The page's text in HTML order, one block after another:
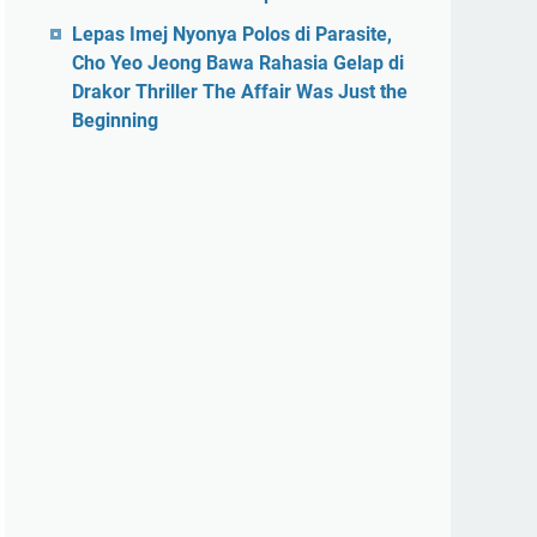
Lepas Imej Nyonya Polos di Parasite,
Cho Yeo Jeong Bawa Rahasia Gelap di
Drakor Thriller The Affair Was Just the
Beginning